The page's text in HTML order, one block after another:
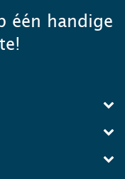
één handige